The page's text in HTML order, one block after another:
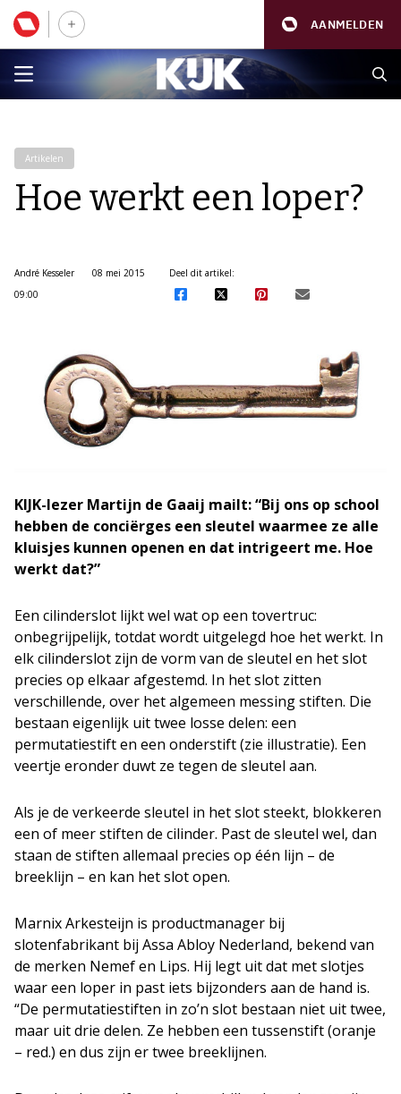
AANMELDEN
Artikelen
Hoe werkt een loper?
André Kesseler
08 mei 2015
09:00
Deel dit artikel:
KIJK-lezer Martijn de Gaaij mailt: “Bij ons op school
hebben de conciërges een sleutel waarmee ze alle
kluisjes kunnen openen en dat intrigeert me. Hoe
werkt dat?”
Een cilinderslot lijkt wel wat op een tovertruc:
onbegrijpelijk, totdat wordt uitgelegd hoe het werkt. In
elk cilinderslot zijn de vorm van de sleutel en het slot
precies op elkaar afgestemd. In het slot zitten
verschillende, over het algemeen messing stiften. Die
bestaan eigenlijk uit twee losse delen: een
permutatiestift en een onderstift (zie illustratie). Een
veertje eronder duwt ze tegen de sleutel aan.
Als je de verkeerde sleutel in het slot steekt, blokkeren
een of meer stiften de cilinder. Past de sleutel wel, dan
staan de stiften allemaal precies op één lijn – de
breeklijn – en kan het slot open.
Marnix Arkesteijn is productmanager bij
slotenfabrikant bij Assa Abloy Nederland, bekend van
de merken Nemef en Lips. Hij legt uit dat met slotjes
waar een loper in past iets bijzonders aan de hand is.
“De permutatiestiften in zo’n slot bestaan niet uit twee,
maar uit drie delen. Ze hebben een tussenstift (oranje
– red.) en dus zijn er twee breeklijnen.